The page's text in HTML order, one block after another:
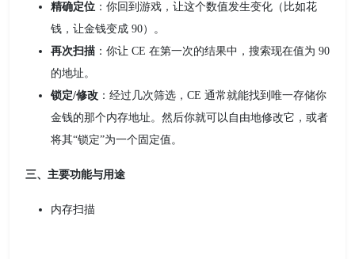
精确定位 ：你回到游戏，让这个数值发生变化（比如花
钱，让金钱变成 90）。
再次扫描 ：你让 CE 在第一次的结果中，搜索现在值为 90
的地址。
锁定/修改 ：经过几次筛选，CE 通常就能找到唯一存储你
金钱的那个内存地址。然后你就可以自由地修改它，或者
将其“锁定”为一个固定值。
三、主要功能与用途
内存扫描